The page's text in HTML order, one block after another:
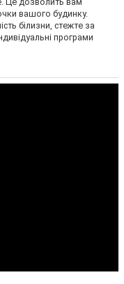
вашого будинку.
білизни, стежте за
програми